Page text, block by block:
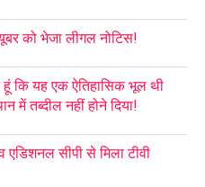
को भेजा लीगल नोटिस!
हूं कि यह एक ऐतिहासिक भूल थी
में तब्दील नहीं होने दिया!
एडिशनल सीपी से मिला टीवी